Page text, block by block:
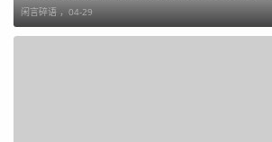
闲言碎语 ， 04-29